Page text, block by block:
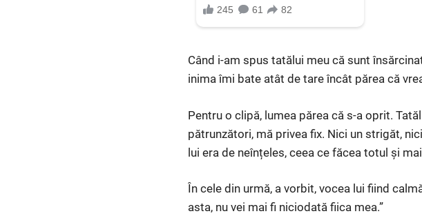
Când i-am spus tatălui meu că sunt
inima îmi bate atât de tare încât părea că
Pentru o clipă, lumea părea că s-a oprit.
pătrunzători, mă privea fix. Nici un strigăt,
lui era de neînțeles, ceea ce făcea totul și
În cele din urmă, a vorbit, vocea lui fiind
asta, nu vei mai fi niciodată fiica mea.”